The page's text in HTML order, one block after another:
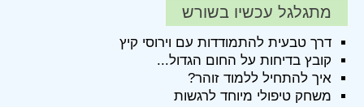
מתגלגל עכשיו בשורש
דרך טבעית להתמודדות עם וירוסי קיץ
קובץ בדיחות על החום הגדול...
איך להתחיל ללמוד זוהר?
משחק טיפולי מיוחד לרגשות